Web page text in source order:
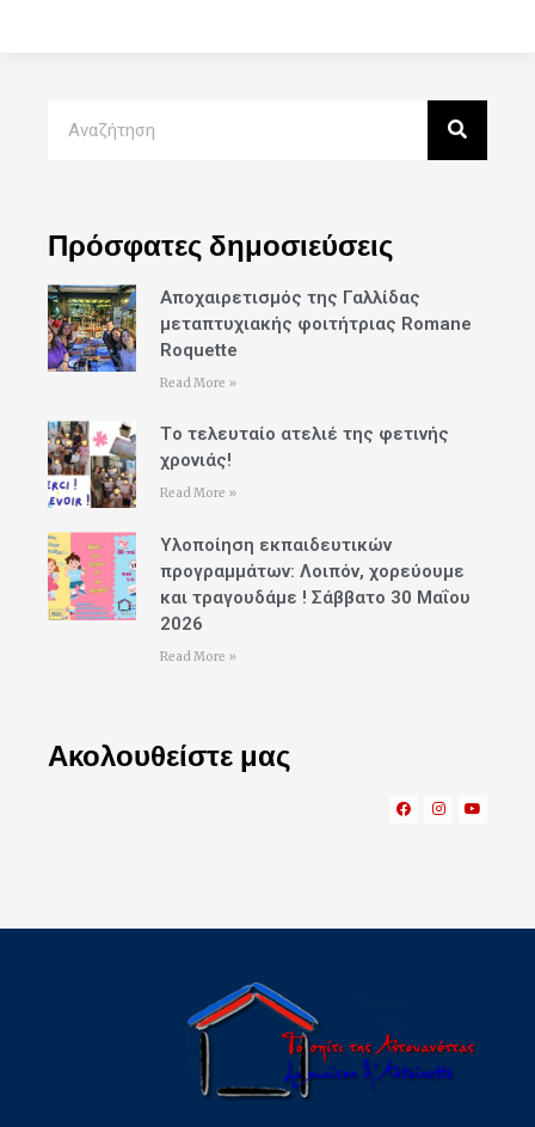
Πρόσφατες δημοσιεύσεις
Αποχαιρετισμός της Γαλλίδας
μεταπτυχιακής φοιτήτριας Romane
Roquette
Read More »
Tο τελευταίο ατελιέ της φετινής
χρονιάς!
Read More »
Υλοποίηση εκπαιδευτικών
προγραμμάτων: Λοιπόν, χορεύουμε
και τραγουδάμε ! Σάββατο 30 Μαΐου
2026
Read More »
Ακολουθείστε μας